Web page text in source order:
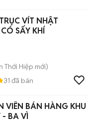
VÍT NHẬT
SẤY KHÍ
Thới Hiệp mới)
31 đã bán
VIÊN BÁN HÀNG KHU
- BA VÌ